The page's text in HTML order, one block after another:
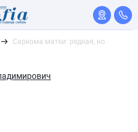
Саркома матки: редкая, но